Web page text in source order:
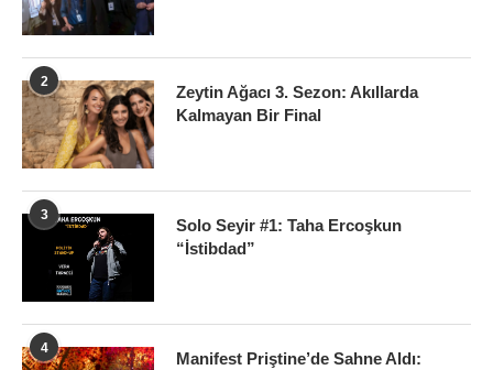
2
Zeytin Ağacı 3. Sezon: Akıllarda
Kalmayan Bir Final
3
Solo Seyir #1: Taha Ercoşkun
“İstibdad”
4
Manifest Priştine’de Sahne Aldı: